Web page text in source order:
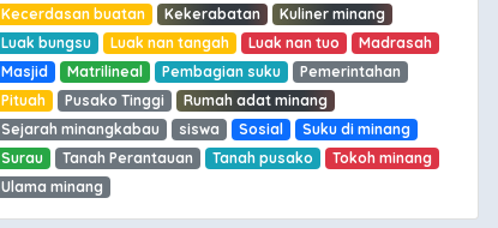
Kecerdasan buatan
Kekerabatan
Kuliner minang
Luak bungsu
Luak nan tangah Luak nan tuo
Madrasah
Masjid
Matrilineal Pembagian suku
Pemerintahan
Pituah
Pusako Tinggi
Rumah adat minang
Sejarah minangkabau
siswa Sosial
Suku di minang
Surau
Tanah Perantauan Tanah pusako
Tokoh minang
Ulama minang